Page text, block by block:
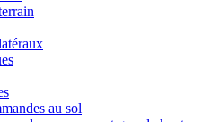
au sol